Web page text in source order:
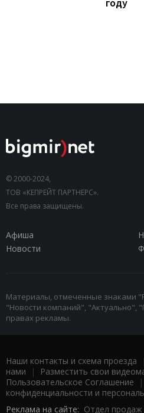
году
© 2000-2024,
ТОВ «КЕПРЕЙТ ПАРТНЕРС».
Все права защищены.
Афиша
Новости
Материалы, отмеченные знаками
"Новости компаний", "Актуально",
правах рекламы.
Наши контакты и схема проезда
нами | Разместить свои
Пользовательское Соглашение |
конфиденциальности и
Реклама на сайте: Отдел